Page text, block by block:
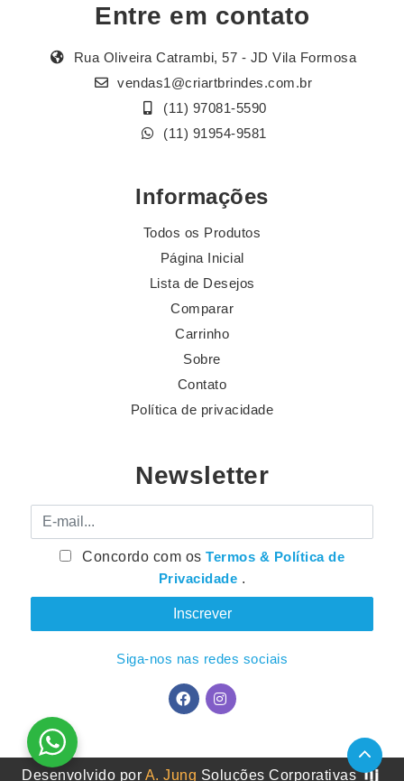
Entre em contato
Rua Oliveira Catrambi, 57 - JD Vila Formosa
vendas1@criartbrindes.com.br
(11) 97081-5590
(11) 91954-9581
Informações
Todos os Produtos
Página Inicial
Lista de Desejos
Comparar
Carrinho
Sobre
Contato
Política de privacidade
Newsletter
E-mail
Concordo com osTermos & Política de
Privacidade .
Siga-nos nas redes sociais
Desenvolvido por A. Jung Soluções Corporativas